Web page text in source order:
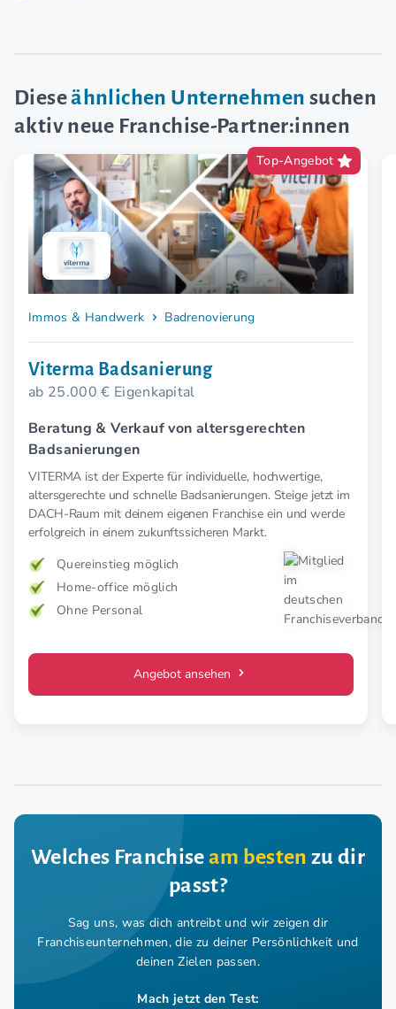
Dieseähnlichen Unternehmen suchen
aktiv neue Franchise-Partner:innen
Top-Angebot
Immos & Handwerk Badrenovierung
Viterma Badsanierung
ab 25.000 € Eigenkapital
Beratung & Verkauf von altersgerechten
Badsanierungen
VITERMA ist der Experte für individuelle, hochwertige,
altersgerechte und schnelle Badsanierungen. Steige jetzt im
DACH-Raum mit deinem eigenen Franchise ein und werde
erfolgreich in einem zukunftssicheren Markt.
Quereinstieg möglich
Home-office möglich
Ohne Personal
Angebot ansehen
Welches Franchiseam besten zu dir
passt?
Sag uns, was dich antreibt und wir zeigen dir
Franchiseunternehmen, die zu deiner Persönlichkeit und
deinen Zielen passen.
Mach jetzt den Test: